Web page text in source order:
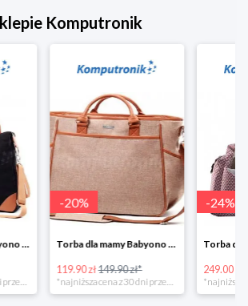
Komputronik
Torba dla mamy Babyono 1505/01 Comfort Icoinic 5/5
*najniższa cena z 30 dni przed obniżką
-20%
Torba dla mamy Babyono 1507/01 Comfort Chic w super cenie
119.90 zł149.90 zł*
*najniższa cena z 30 dni przed obniżką
-24%
249.00 zł